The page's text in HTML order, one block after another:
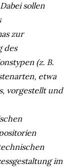
sollen
zur
des
(z. B.
etwa
vorgestellt und
im